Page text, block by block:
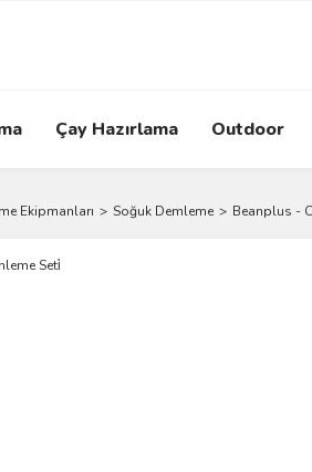
Çay Hazırlama Outdoor
Ekipmanları Soğuk Demleme Beanplus -